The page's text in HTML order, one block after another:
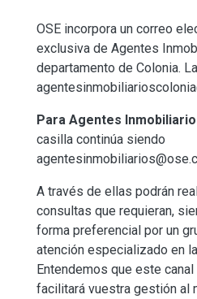
OSE incorpora un correo
exclusiva de Agentes
departamento de Colonia.
Para Agentes
casilla continúa siendo
A través de ellas podrán
consultas que requieran,
forma preferencial por un
atención especializado en
Entendemos que este
facilitará vuestra gestión al